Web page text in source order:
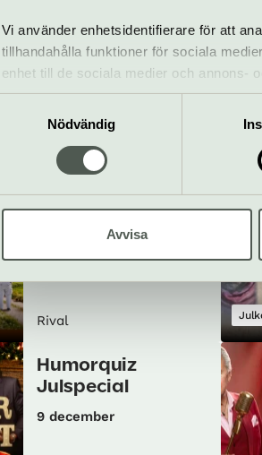
Vi använder enhetsidentifierare för att
tillhandahålla funktioner för sociala
enhet till de sociala medier och annons-
informationen med annan information
Nödvändig
Avvisa
Sven-Ingvars
Rival
Torsson: Att vilja
Rival
Humorquiz
Julspecial
9 december